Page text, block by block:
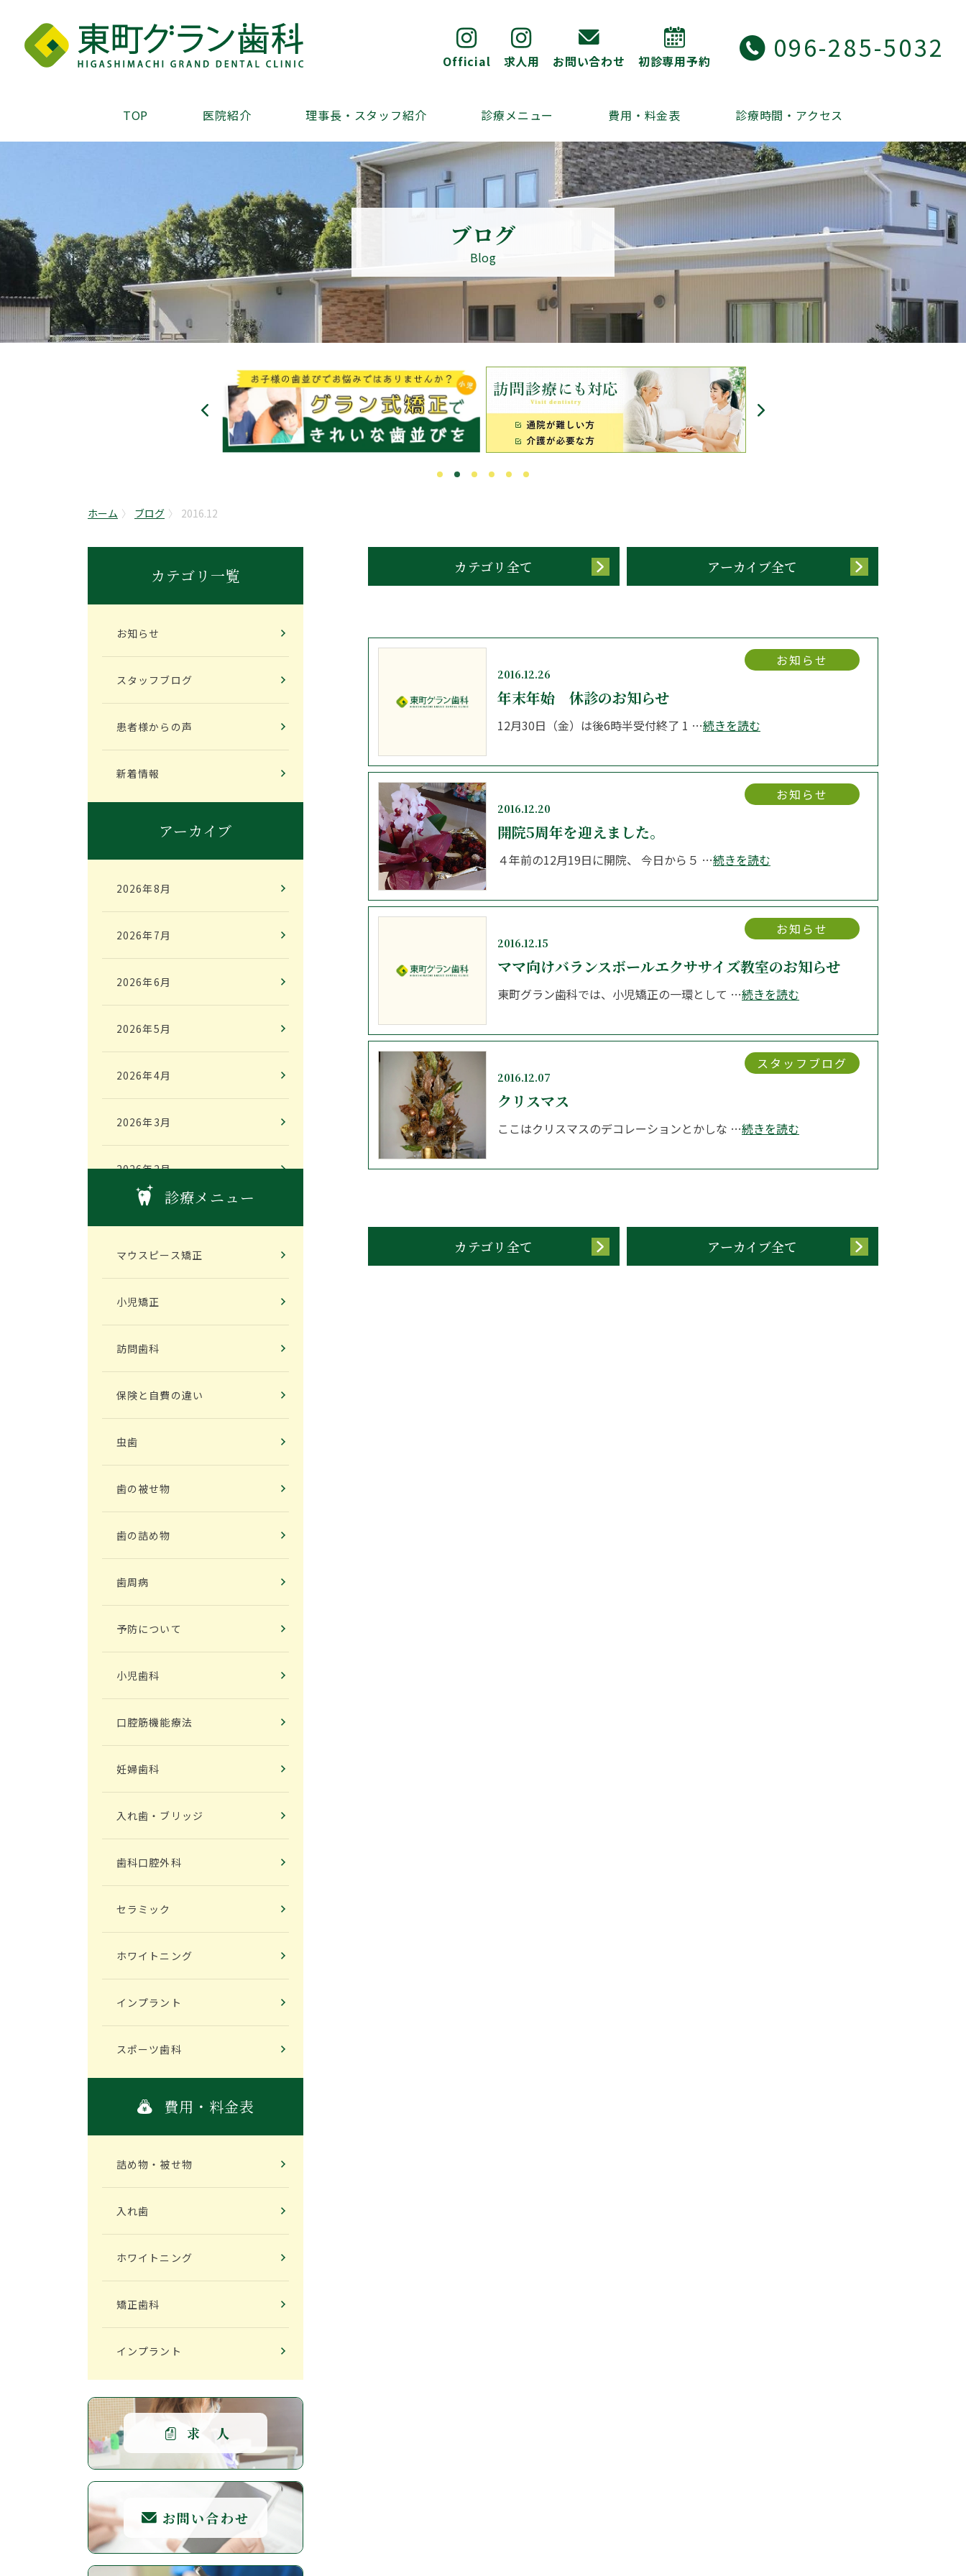
Official 求人用 お問い合わせ 初診専用予約 096-285-5032
TOP 医院紹介 理事長・スタッフ紹介 診療メニュー 費用・料金表 診療時間・アクセス
ブログ
Blog
ホーム ブログ 2016.12
カテゴリ全て アーカイブ全て
2016.12.26
年末年始 休診のお知らせ
12月30日（金）は後6時半受付終了 1 …続きを読む
お知らせ
2016.12.20
開院5周年を迎えました。
４年前の12月19日に開院、 今日から５ …続きを読む
お知らせ
2016.12.15
ママ向けバランスボールエクササイズ教室のお知らせ
東町グラン歯科では、小児矯正の一環として …続きを読む
お知らせ
2016.12.07
クリスマス
ここはクリスマスのデコレーションとかしな …続きを読む
スタッフブログ
カテゴリ全て アーカイブ全て
カテゴリ一覧
お知らせ
スタッフブログ
患者様からの声
新着情報
アーカイブ
2026年8月
2026年7月
2026年6月
2026年5月
2026年4月
2026年3月
2026年2月
2025年12月
2025年11月
2025年10月
2025年9月
2025年8月
2025年7月
2025年6月
2025年5月
2025年4月
2025年3月
2025年2月
2025年1月
2024年12月
2024年11月
2024年10月
2024年7月
2024年6月
2024年5月
2024年4月
2023年10月
2023年9月
2023年7月
2023年6月
診療メニュー
マウスピース矯正
小児矯正
訪問歯科
保険と自費の違い
虫歯
歯の被せ物
歯の詰め物
歯周病
予防について
小児歯科
口腔筋機能療法
妊婦歯科
入れ歯・ブリッジ
歯科口腔外科
セラミック
ホワイトニング
インプラント
スポーツ歯科
費用・料金表
詰め物・被せ物
入れ歯
ホワイトニング
矯正歯科
インプラント
求 人
お問い合わせ